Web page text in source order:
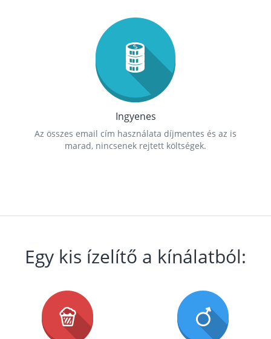
Ingyenes
Az összes email cím használata díjmentes és az is
marad, nincsenek rejtett költségek.
Egy kis ízelítő a kínálatból: